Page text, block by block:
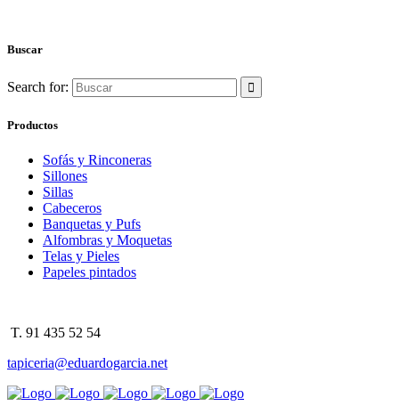
Buscar
Search for:
Productos
Sofás y Rinconeras
Sillones
Sillas
Cabeceros
Banquetas y Pufs
Alfombras y Moquetas
Telas y Pieles
Papeles pintados
T. 91 435 52 54
tapiceria@eduardogarcia.net